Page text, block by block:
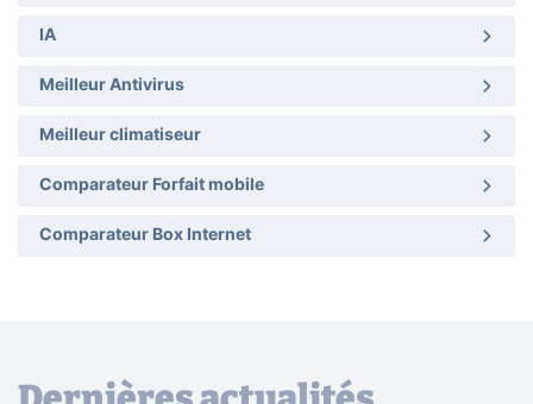
IA
Meilleur Antivirus
Meilleur climatiseur
Comparateur Forfait mobile
Comparateur Box Internet